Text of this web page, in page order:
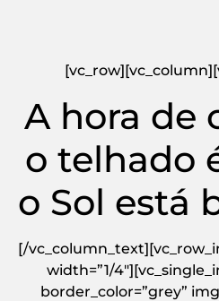
A hora de
o telhado
o Sol está
[/
width=”1/
border_color=”grey”